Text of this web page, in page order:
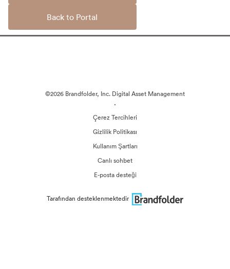
Back to Portal
©2026 Brandfolder, Inc. Digital Asset Management
·
Çerez Tercihleri
Gizlilik Politikası
Kullanım Şartları
Canlı sohbet
E-posta desteği
Tarafından desteklenmektedir